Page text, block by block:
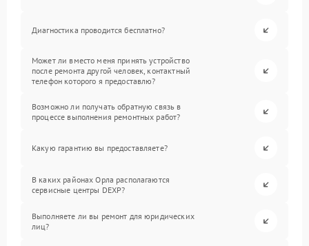
Диагностика проводится бесплатно?
Может ли вместо меня принять устройство
после ремонта другой человек, контактный
телефон которого я предоставлю?
Возможно ли получать обратную связь в
процессе выполнения ремонтных работ?
Какую гарантию вы предоставляете?
В каких районах Орла располагаются
сервисные центры DEXP?
Выполняете ли вы ремонт для юридических
лиц?